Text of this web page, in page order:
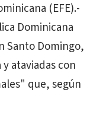
(EFE).-
Dominicana
Santo Domingo,
ataviadas con
que, según